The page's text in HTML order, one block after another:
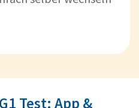
Test: App &